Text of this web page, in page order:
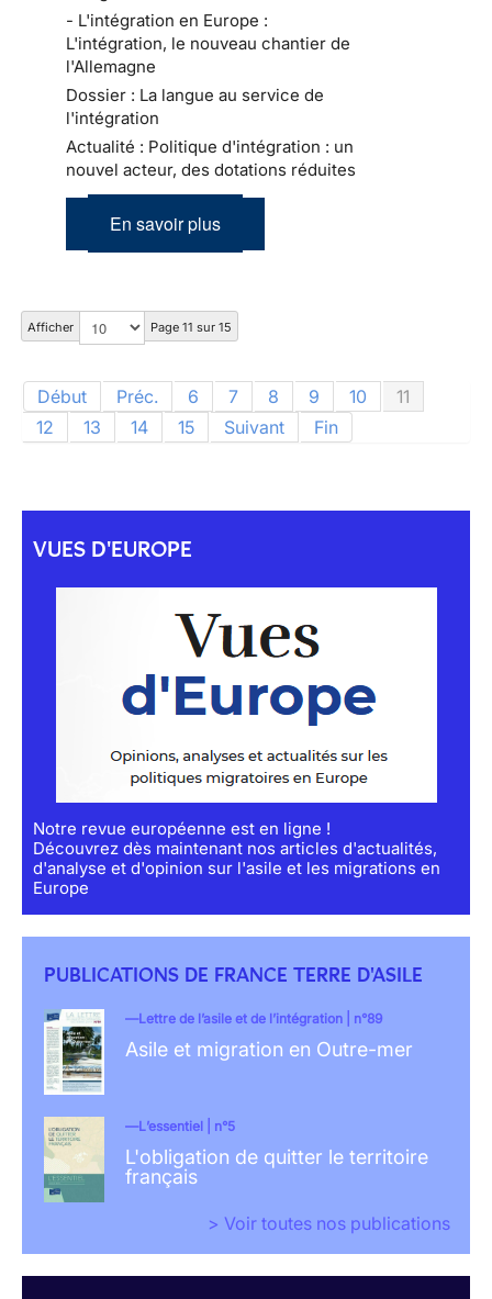
- L'intégration en Europe :
L'intégration, le nouveau chantier de
l'Allemagne
Dossier : La langue au service de
l'intégration
Actualité : Politique d'intégration : un
nouvel acteur, des dotations réduites
En savoir plus
Afficher Page 11 sur 15
Début Préc. 6 7 8 9 10
11
12
13 14 15 Suivant Fin
VUES D'EUROPE
Notre revue européenne est en ligne !
Découvrez dès maintenant nos articles d'actualités,
d'analyse et d'opinion sur l'asile et les migrations en
Europe
PUBLICATIONS DE FRANCE TERRE D'ASILE
Lettre de l’asile et de l’intégration | n°89
Asile et migration en Outre-mer
L’essentiel | n°5
L'obligation de quitter le territoire
français
> Voir toutes nos publications